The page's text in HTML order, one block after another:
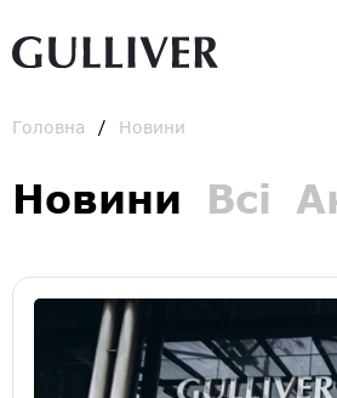
Головна Новини
Новини Всі